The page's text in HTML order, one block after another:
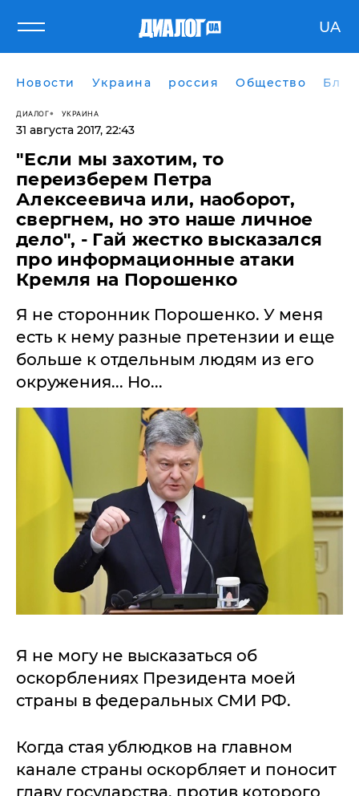
UA
Новости Украина россия Общество
ДИАЛОГ УКРАИНА
31 августа 2017, 22:43
"Если мы захотим, то
переизберем Петра
Алексеевича или, наоборот,
свергнем, но это наше личное
дело", - Гай жестко высказался
про информационные атаки
Кремля на Порошенко
​Я не сторонник Порошенко. У меня
есть к нему разные претензии и еще
больше к отдельным людям из его
окружения... Но...
Я не могу не высказаться об
оскорблениях Президента моей
страны в федеральных СМИ РФ.
Когда стая ублюдков на главном
канале страны оскорбляет и поносит
главу государства, против которого